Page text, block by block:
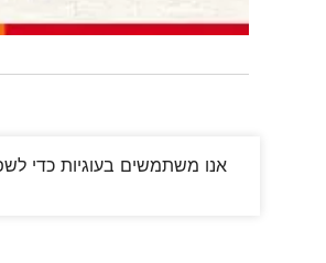
אנו משתמשים בעוגיות כדי